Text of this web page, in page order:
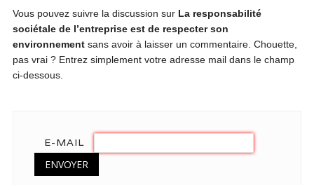
Vous pouvez suivre la discussion sur La responsabilité
sociétale de l’entreprise est de respecter son
environnementsans avoir à laisser un commentaire. Chouette,
pas vrai ? Entrez simplement votre adresse mail dans le champ
ci-dessous.
E-MAIL